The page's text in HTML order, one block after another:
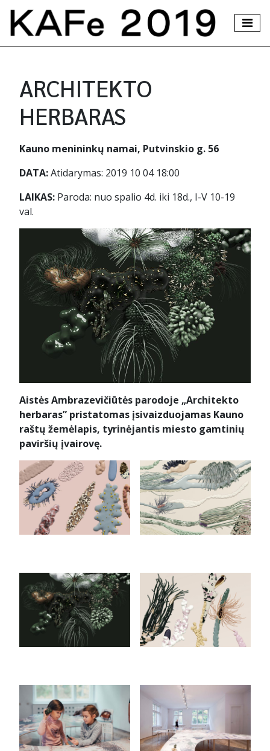
Skip to content
ARCHITEKTO
HERBARAS
Kauno menininkų namai, Putvinskio g. 56
DATA:Atidarymas: 2019 10 04 18:00
LAIKAS: Paroda: nuo spalio 4d. iki 18d., I-V 10-19
val.
Aistės Ambrazevičiūtės parodoje „Architekto
herbaras” pristatomas įsivaizduojamas Kauno
raštų žemėlapis, tyrinėjantis miesto gamtinių
paviršių įvairovę.